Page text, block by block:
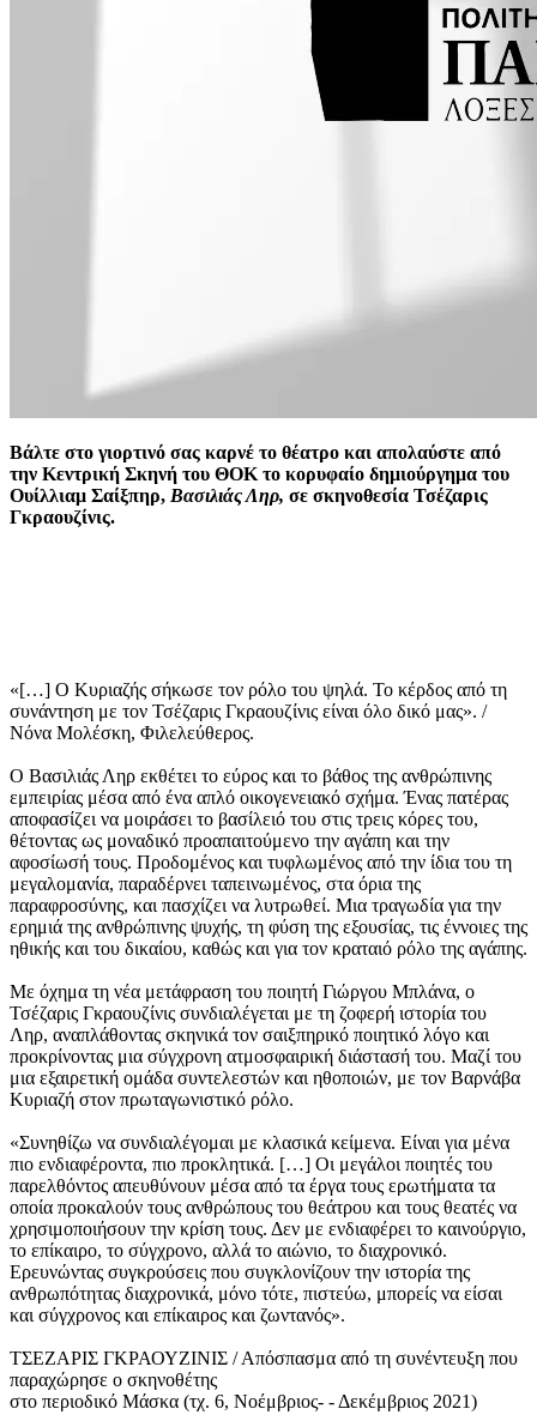
Βάλτε στο γιορτινό σας καρνέ το θέατρο και απολαύστε από
την Κεντρική Σκηνή του ΘΟΚ το κορυφαίο δημιούργημα του
Ουίλλιαμ Σαίξπηρ, Βασιλιάς Ληρ, σε σκηνοθεσία Τσέζαρις
Γκραουζίνις.
«[…] Ο Κυριαζής σήκωσε τον ρόλο του ψηλά. Το κέρδος από τη
συνάντηση με τον Τσέζαρις Γκραουζίνις είναι όλο δικό μας». /
Νόνα Μολέσκη, Φιλελεύθερος.
Ο Βασιλιάς Ληρ εκθέτει το εύρος και το βάθος της ανθρώπινης
εμπειρίας μέσα από ένα απλό οικογενειακό σχήμα. Ένας πατέρας
αποφασίζει να μοιράσει το βασίλειό του στις τρεις κόρες του,
θέτοντας ως μοναδικό προαπαιτούμενο την αγάπη και την
αφοσίωσή τους. Προδομένος και τυφλωμένος από την ίδια του τη
μεγαλομανία, παραδέρνει ταπεινωμένος, στα όρια της
παραφροσύνης, και πασχίζει να λυτρωθεί. Μια τραγωδία για την
ερημιά της ανθρώπινης ψυχής, τη φύση της εξουσίας, τις έννοιες της
ηθικής και του δικαίου, καθώς και για τον κραταιό ρόλο της αγάπης.
Με όχημα τη νέα μετάφραση του ποιητή Γιώργου Μπλάνα, ο
Τσέζαρις Γκραουζίνις συνδιαλέγεται με τη ζοφερή ιστορία του
Ληρ, αναπλάθοντας σκηνικά τον σαιξπηρικό ποιητικό λόγο και
προκρίνοντας μια σύγχρονη ατμοσφαιρική διάστασή του. Μαζί του
μια εξαιρετική ομάδα συντελεστών και ηθοποιών, με τον Βαρνάβα
Κυριαζή στον πρωταγωνιστικό ρόλο.
«Συνηθίζω να συνδιαλέγομαι με κλασικά κείμενα. Είναι για μένα
πιο ενδιαφέροντα, πιο προκλητικά. […] Οι μεγάλοι ποιητές του
παρελθόντος απευθύνουν μέσα από τα έργα τους ερωτήματα τα
οποία προκαλούν τους ανθρώπους του θεάτρου και τους θεατές να
χρησιμοποιήσουν την κρίση τους. Δεν με ενδιαφέρει το καινούργιο,
το επίκαιρο, το σύγχρονο, αλλά το αιώνιο, το διαχρονικό.
Ερευνώντας συγκρούσεις που συγκλονίζουν την ιστορία της
ανθρωπότητας διαχρονικά, μόνο τότε, πιστεύω, μπορείς να είσαι
και σύγχρονος και επίκαιρος και ζωντανός».
ΤΣΕΖΑΡΙΣ ΓΚΡΑΟΥΖΙΝΙΣ / Απόσπασμα από τη συνέντευξη που
παραχώρησε ο σκηνοθέτης
στο περιοδικό Μάσκα (τχ. 6, Νοέμβριος- - Δεκέμβριος 2021)